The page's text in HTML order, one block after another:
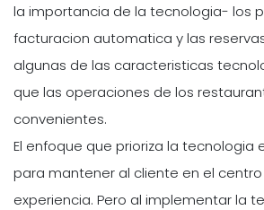
la importancia de la tecnologia- los
facturacion automatica y las
algunas de las caracteristicas
que las operaciones de los
convenientes.
El enfoque que prioriza la tecnologia
para mantener al cliente en el
experiencia. Pero al implementar la